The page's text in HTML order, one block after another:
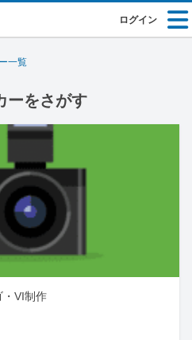
ログイン
一覧
ーをさがす
・VI制作